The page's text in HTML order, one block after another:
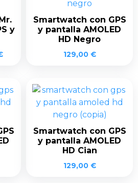
y
El
105,00 €.
Smartwatch con GPS
y pantalla AMOLED
HD Negro
129,00 €
Smartwatch con GPS
y pantalla AMOLED
HD Cian
129,00 €